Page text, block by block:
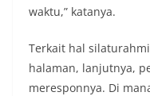
waktu,” katanya.
Terkait hal
halaman, lanjutnya,
meresponnya. Di